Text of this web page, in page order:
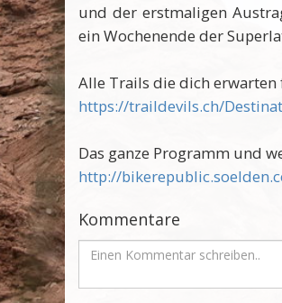
und der erstmaligen
ein Wochenende der
Alle Trails die dich
https://traildevils.ch/
Das ganze Programm und
http://
Kommentare